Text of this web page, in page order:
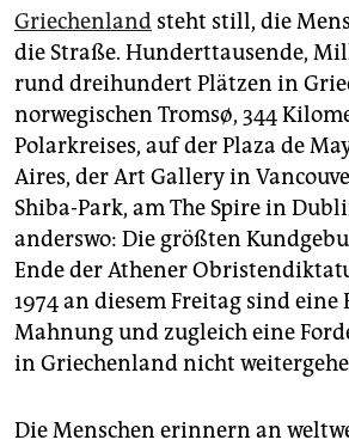
epaper login
Griechenland steht still, die
die Straße. Hunderttausende,
rund dreihundert Plätzen in
norwegischen Tromsø, 344
Polarkreises, auf der Plaza de
Aires, der Art Gallery in
Shiba-Park, am The Spire in
anderswo: Die größten
Ende der Athener
1974 an diesem Freitag sind
Mahnung und zugleich eine
in Griechenland nicht
Die Menschen erinnern an